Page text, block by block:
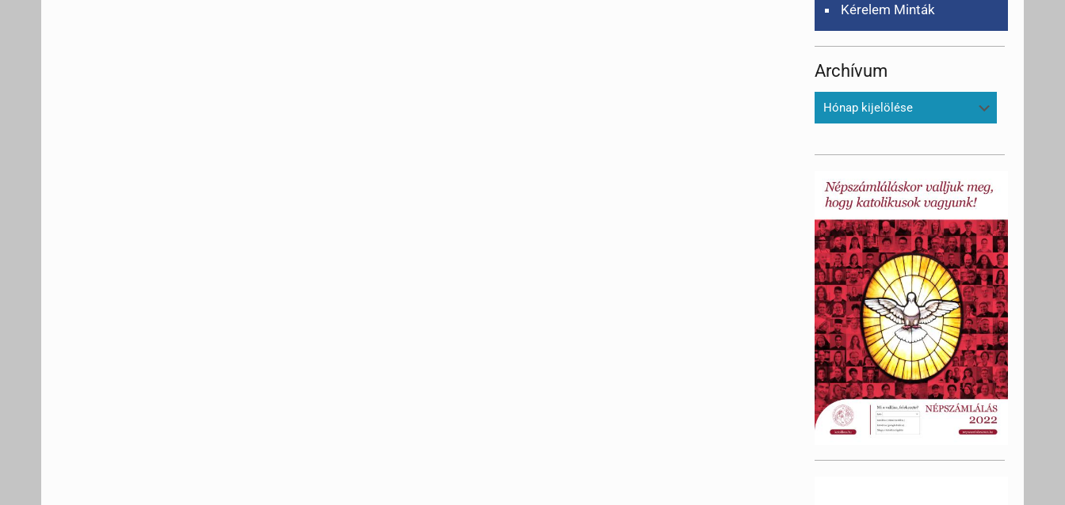
Kérelem Minták
Archívum
Archívum